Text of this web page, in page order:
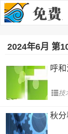
2024年6月 第
呼
技
秋